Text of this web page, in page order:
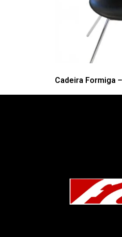
Cadeira Formiga